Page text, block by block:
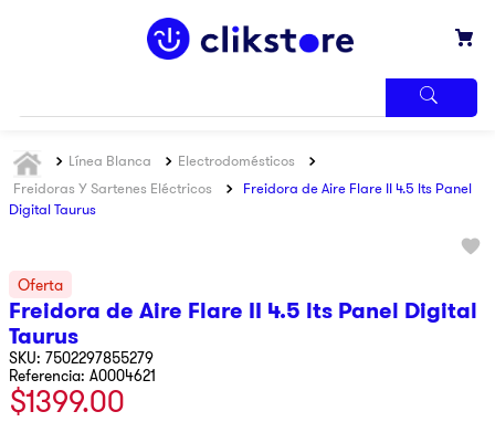
Línea Blanca
Electrodomésticos
Freidoras Y Sartenes Eléctricos
Freidora de Aire Flare II 4.5 lts Panel
Digital Taurus
Freidora de Aire Flare II 4.5 lts Panel Digital
Taurus
7502297855279
Referencia: A0004621
$1399.00
MÁS
BUSCADOS
1
iphone
3.
4.
winia
5.
pantalla
6.
motos